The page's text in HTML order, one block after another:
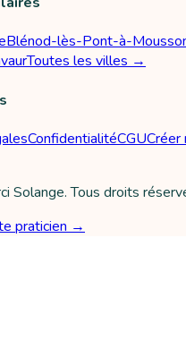
Blénod-lès-Pont-à-
Toutes les villes →
ConfidentialitéCGUCréer
Solange. Tous droits
praticien →